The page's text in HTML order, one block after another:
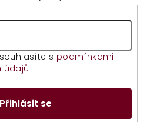
s podmínkami
údajů
Přihlásit se